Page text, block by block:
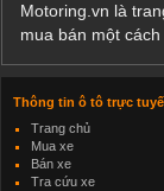
Motoring.vn là
mua bán một
Thông tin ô tô trực
Trang chủ
Mua xe
Bán xe
Tra cứu xe